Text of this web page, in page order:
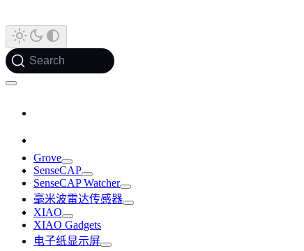
Search
Grove
SenseCAP
SenseCAP Watcher
毫米波雷达传感器
XIAO
XIAO Gadgets
电子纸显示屏